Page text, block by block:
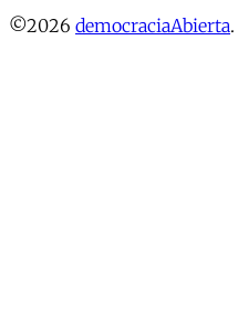
©2026 democraciaAbierta.